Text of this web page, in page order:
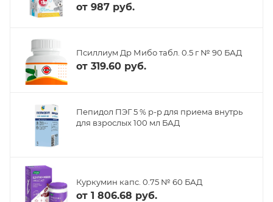
от 987 руб.
Псиллиум Др Мибо табл. 0.5 г № 90 БАД
от 319.60 руб.
Пепидол ПЭГ 5 % р-р для приема внутрь
для взрослых 100 мл БАД
Куркумин капс. 0.75 № 60 БАД
от 1 806.68 руб.